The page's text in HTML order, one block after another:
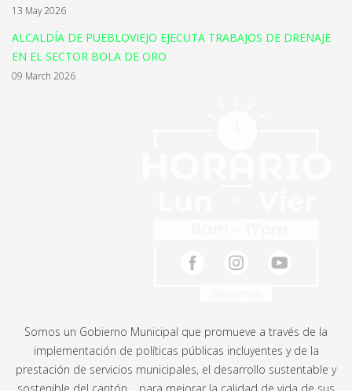
13 May 2026
ALCALDÍA DE PUEBLOVIEJO EJECUTA TRABAJOS DE DRENAJE
EN EL SECTOR BOLA DE ORO
09 March 2026
Somos un Gobierno Municipal que promueve a través de la
implementación de políticas públicas incluyentes y de la
prestación de servicios municipales, el desarrollo sustentable y